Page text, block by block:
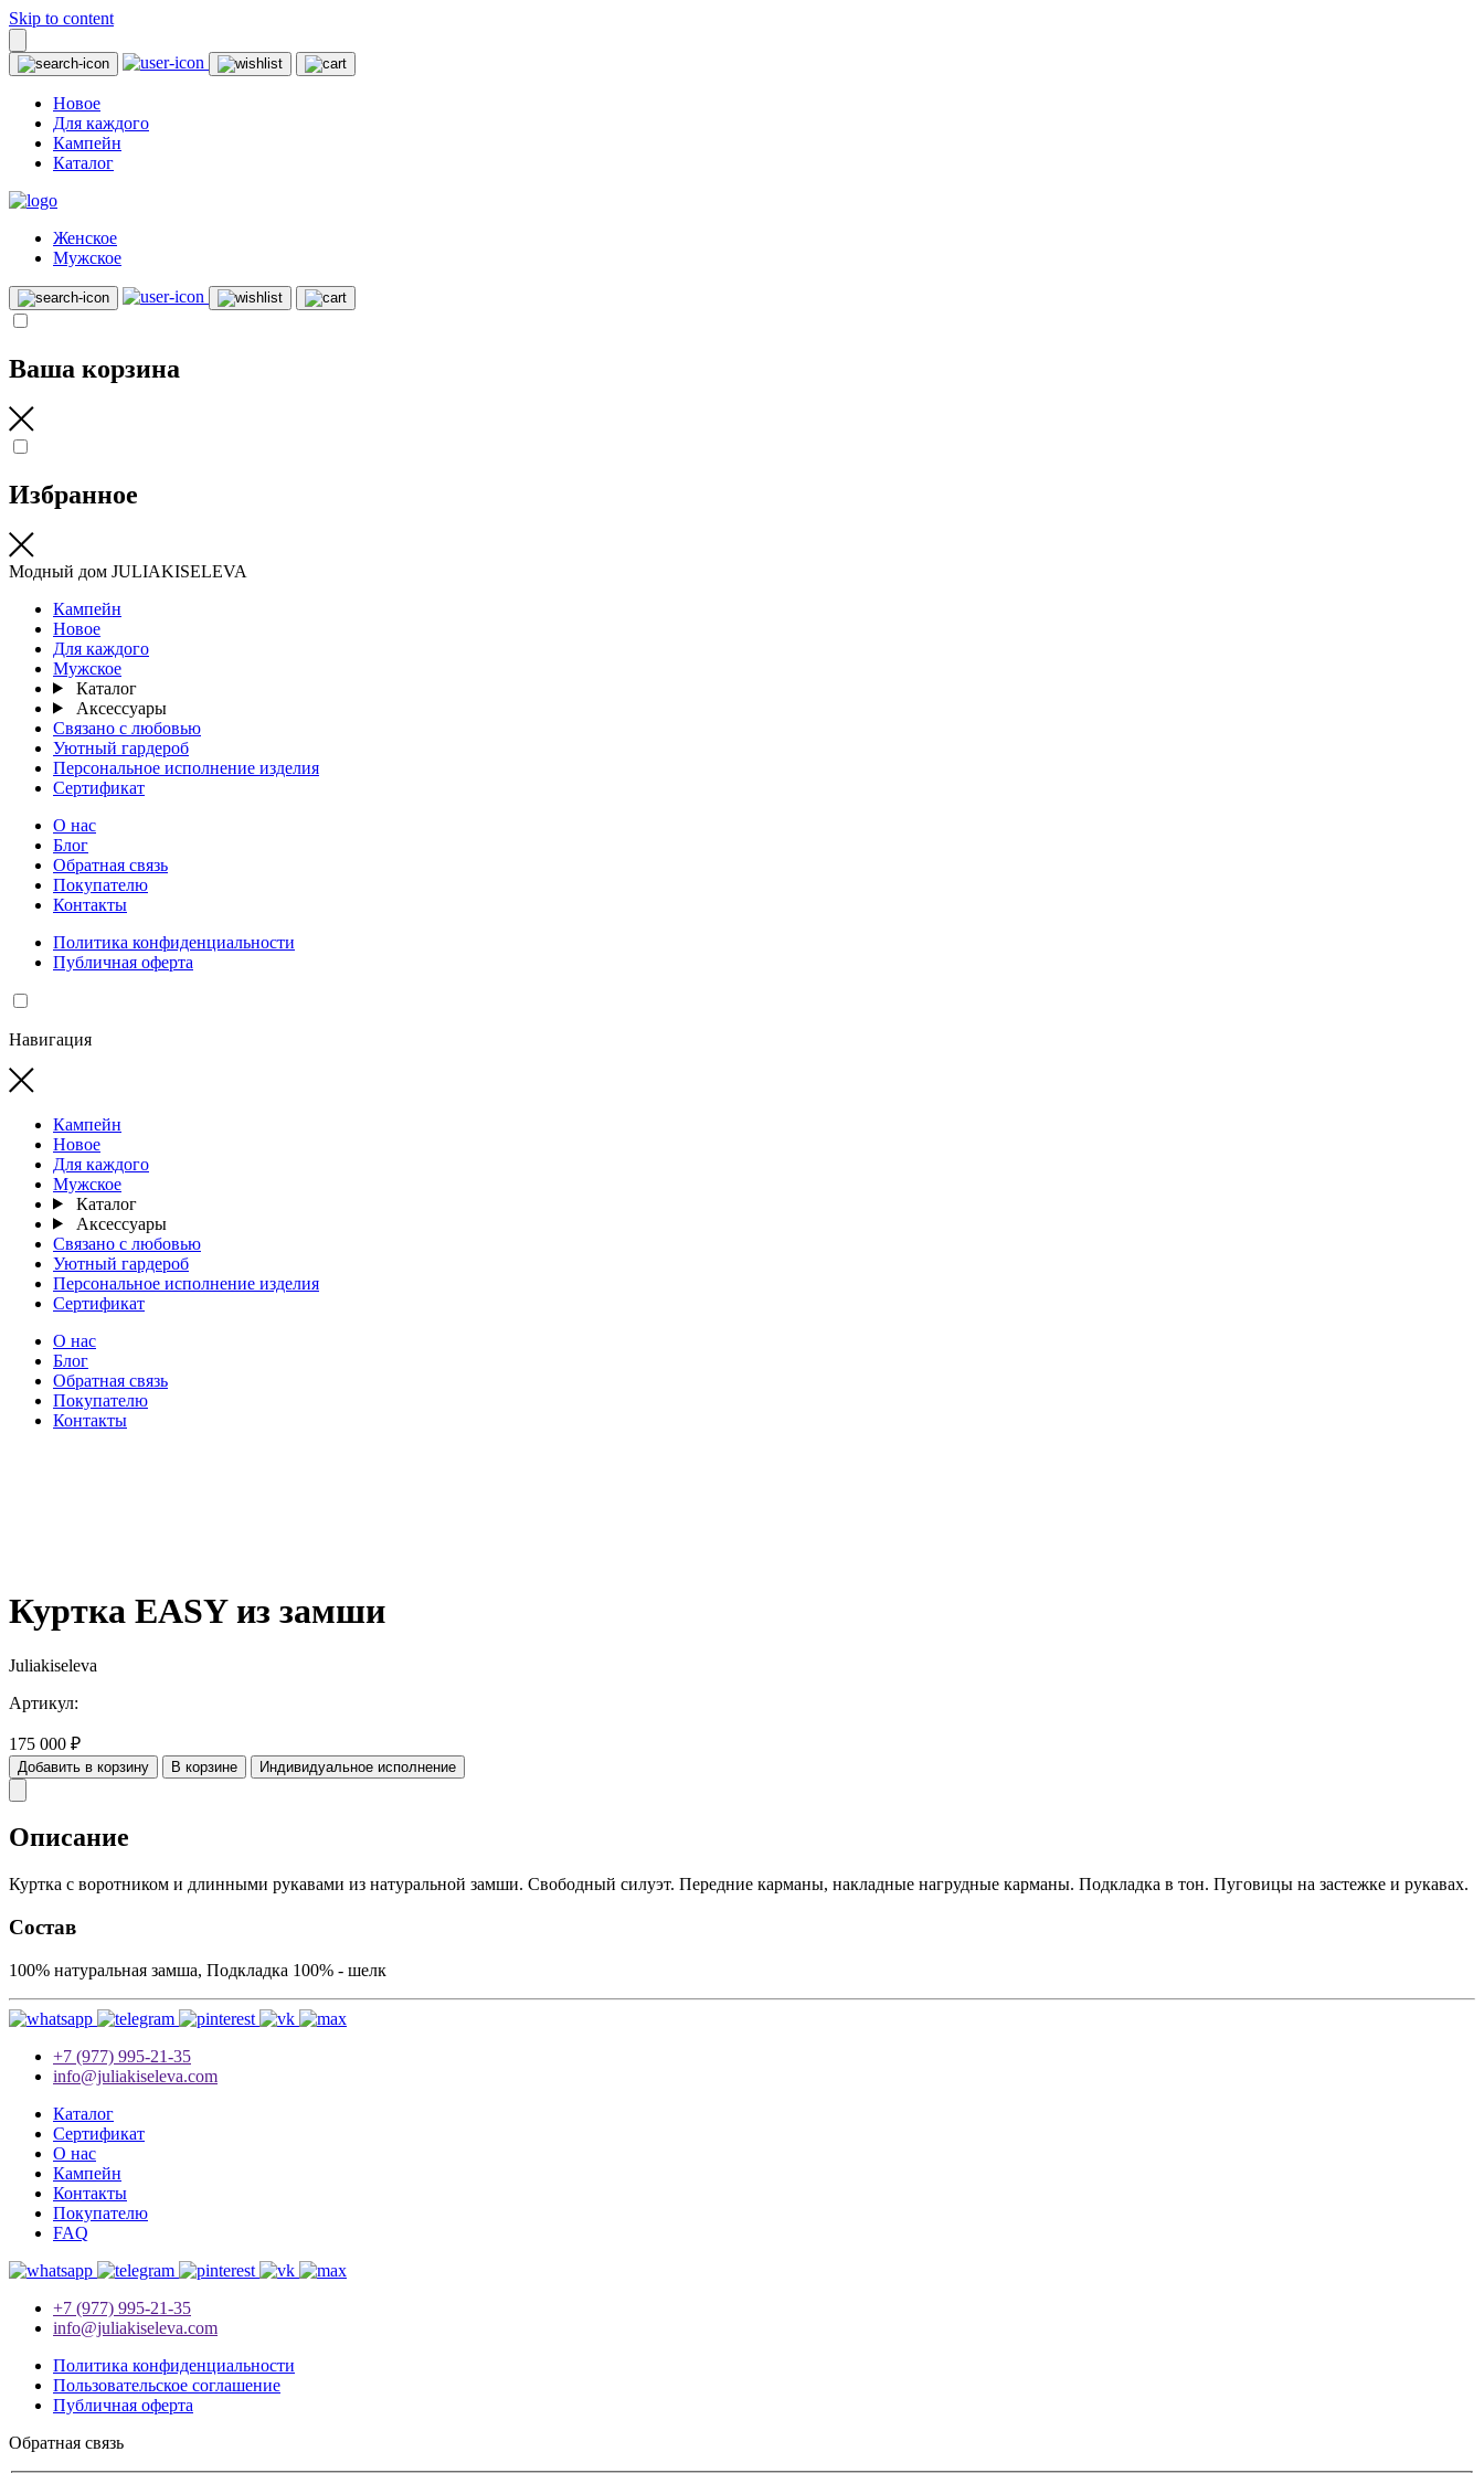
Skip to content
Новое
Для каждого
Кампейн
Каталог
Женское
Мужское
Ваша корзина
Избранное
Модный дом JULIAKISELEVA
Кампейн
Новое
Для каждого
Мужское
Каталог
Аксессуары
Связано с любовью
Уютный гардероб
Персональное исполнение изделия
Сертификат
О нас
Блог
Обратная связь
Покупателю
Контакты
Политика конфиденциальности
Публичная оферта
Навигация
Кампейн
Новое
Для каждого
Мужское
Каталог
Аксессуары
Связано с любовью
Уютный гардероб
Персональное исполнение изделия
Сертификат
О нас
Блог
Обратная связь
Покупателю
Контакты
Куртка EASY из замши
Juliakiseleva
Артикул:
175 000 ₽
Добавить в корзину В корзине Индивидуальное исполнение
Описание
Куртка с воротником и длинными рукавами из натуральной замши. Свободный силуэт. Передние карманы, накладные нагрудные карманы. Подкладка в тон. Пуговицы на застежке и рукавах.
Состав
100% натуральная замша, Подкладка 100% - шелк
+7 (977) 995-21-35
info@juliakiseleva.com
Каталог
Сертификат
О нас
Кампейн
Контакты
Покупателю
FAQ
+7 (977) 995-21-35
info@juliakiseleva.com
Политика конфиденциальности
Пользовательское соглашение
Публичная оферта
Обратная связь